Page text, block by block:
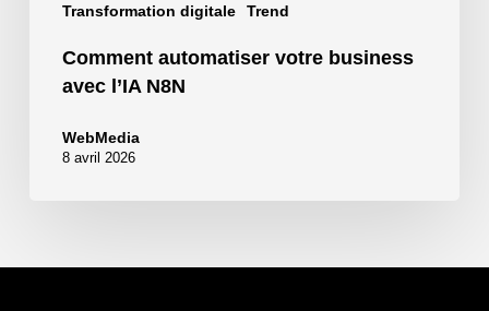
Transformation digitale Trend
Comment automatiser votre business
avec l’IA N8N
WebMedia
8 avril 2026